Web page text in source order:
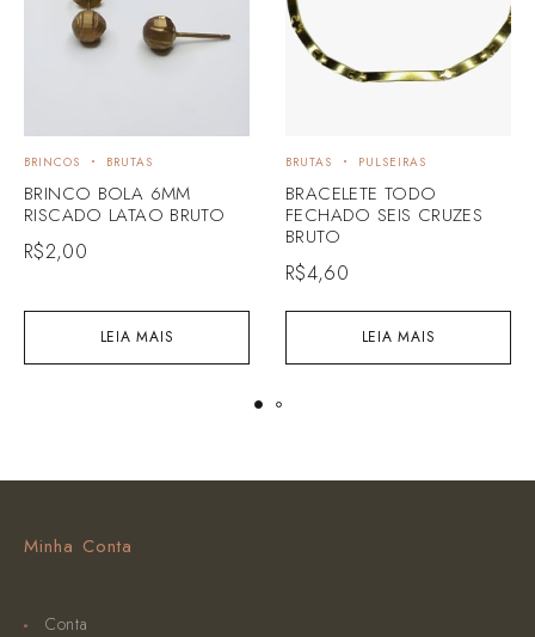
LEIA MAIS
BRINCOS BRUTAS
BRINCO BOLA 6MM
RISCADO LATAO BRUTO
R$2,00
LEIA MAIS
BRUTAS PULSEIRAS
BRACELETE TODO
FECHADO SEIS CRUZES
BRUTO
R$4,60
Minha Conta
Conta